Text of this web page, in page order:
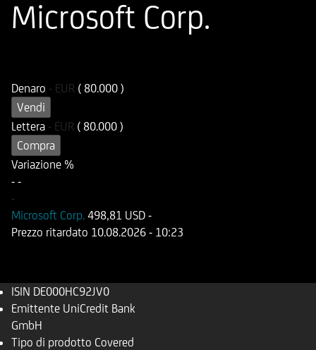
Microsoft Corp.
Denaro - EUR ( 80.000 )
Vendi
Lettera - EUR ( 80.000 )
Compra
Variazione %
- -
-
Microsoft Corp. 498,81 USD -
Prezzo ritardato 10.08.2026 - 10:23
ISIN DE000HC92JV0
Emittente UniCredit Bank
GmbH
Tipo di prodotto Covered